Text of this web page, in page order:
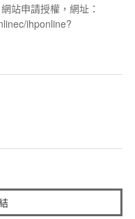
站申請授權，網址：
ihponline?